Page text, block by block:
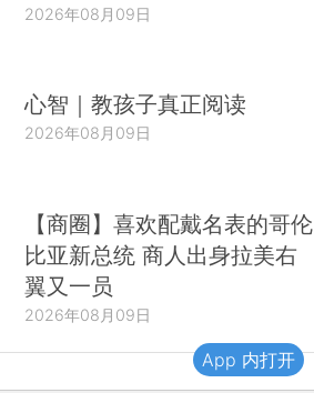
2026年08月09日
心智｜教孩子真正阅读
2026年08月09日
【商圈】喜欢配戴名表的哥伦
比亚新总统 商人出身拉美右
翼又一员
2026年08月09日
App 内打开